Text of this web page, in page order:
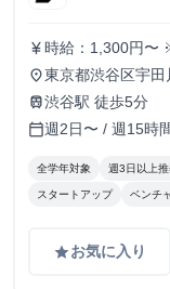
currency_yen 時給：1,300円〜
place東京都渋谷区宇
train渋谷駅 徒歩5分
calendar_today週2日〜 / 週15時
全学年対象 週3日以上
スタートアップ ベンチ
gradeお気に入り